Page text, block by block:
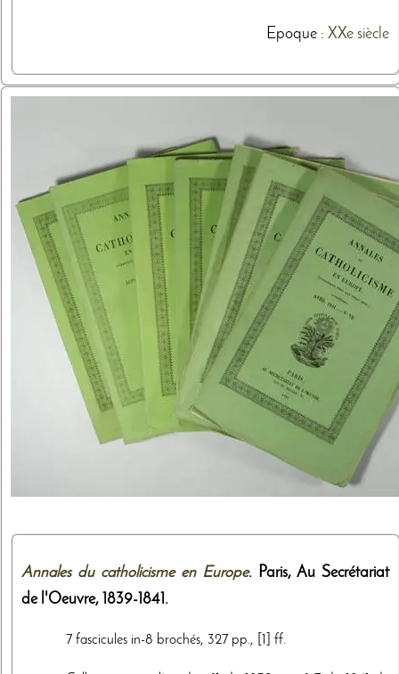
Epoque : XXe siècle
Annales du catholicisme en Europe. Paris, Au Secrétariat
de l'Oeuvre, 1839-1841 .
7 fascicules in-8 brochés, 327 pp., [1] ff.